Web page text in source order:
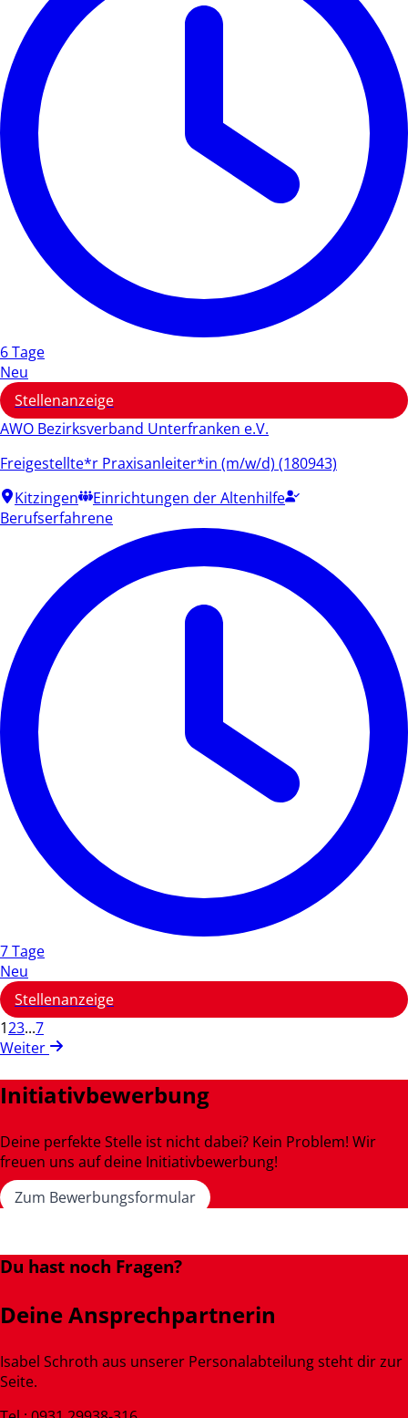
6 Tage
Neu
Stellenanzeige
AWO Bezirksverband Unterfranken e.V.
Freigestellte*r Praxisanleiter*in (m/w/d) (180943)
Kitzingen
Einrichtungen der Altenhilfe
Berufserfahrene
7 Tage
Neu
Stellenanzeige
123...7
Weiter
Initiativbewerbung
Deine perfekte Stelle ist nicht dabei? Kein Problem! Wir
freuen uns auf deine Initiativbewerbung!
Zum Bewerbungsformular
Du hast noch Fragen?
Deine Ansprechpartnerin
Isabel Schroth aus unserer Personalabteilung steht dir zur
Seite.